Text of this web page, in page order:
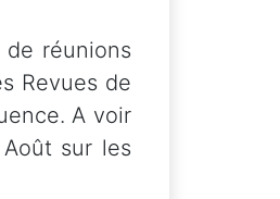
réunions
Revues de
A voir
sur les